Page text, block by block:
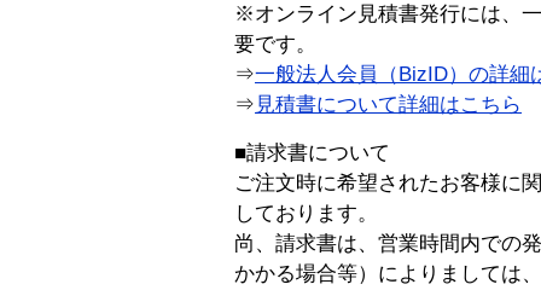
※オンライン見積書発行には、
要です。
⇒一般法人会員（BizID）の詳細
⇒ 見積書について詳細はこちら
■請求書について
ご注文時に希望されたお客様に
しております。
尚、請求書は、営業時間内での
かかる場合等）によりましては